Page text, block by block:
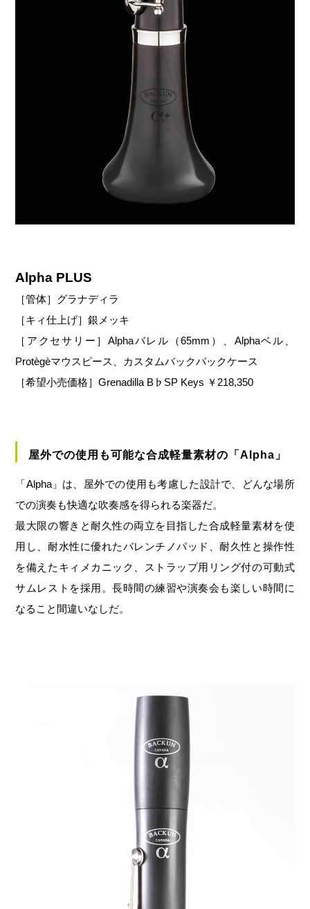
Alpha PLUS
［管体］グラナディラ
［キィ仕上げ］銀メッキ
［アクセサリー］Alphaバレル（65mm）、Alphaベル、
Protègèマウスピース、カスタムバックパックケース
［希望小売価格］Grenadilla B♭SP Keys ￥218,350
屋外での使用も可能な合成軽量素材の「Alpha」
「Alpha」は、屋外での使用も考慮した設計で、どんな場所
での演奏も快適な吹奏感を得られる楽器だ。
最大限の響きと耐久性の両立を目指した合成軽量素材を使
用し、耐水性に優れたバレンチノパッド、耐久性と操作性
を備えたキィメカニック、ストラップ用リング付の可動式
サムレストを採用。長時間の練習や演奏会も楽しい時間に
なること間違いなしだ。